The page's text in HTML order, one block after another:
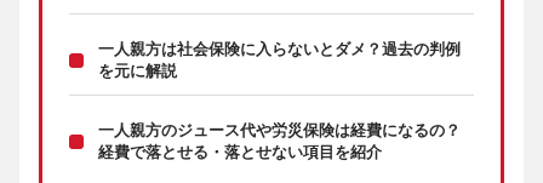
一人親方は社会保険に入らないとダメ？過去の判例
を元に解説
一人親方のジュース代や労災保険は経費になるの？
経費で落とせる・落とせない項目を紹介